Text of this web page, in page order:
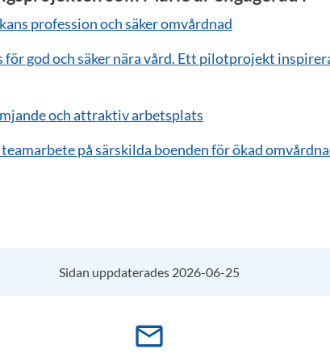
profession och säker omvårdnad
god och säker nära vård. Ett pilotprojekt
och attraktiv arbetsplats
på särskilda boenden för ökad
Sidan uppdaterades 2026-06-25
mail_outline